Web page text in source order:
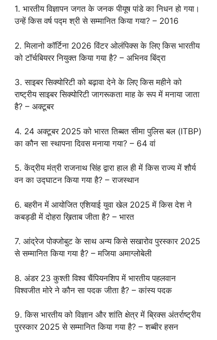
1. भारतीय विज्ञापन जगत के जनक पीयूष पांडे का निधन हो गया।
उन्हें किस वर्ष पद्म श्री से सम्मानित किया गया? – 2016
2. मिलानो कॉर्टिना 2026 विंटर ओलंपिक्स के लिए किस भारतीय
को टॉर्चबियरर नियुक्त किया गया है? – अभिनव बिंद्रा
3. साइबर सिक्योरिटी को बढ़ावा देने के लिए किस महीने को
राष्ट्रीय साइबर सिक्योरिटी जागरूकता माह के रूप में मनाया जाता
है? – अक्टूबर
4. 24 अक्टूबर 2025 को भारत तिब्बत सीमा पुलिस बल (ITBP)
का कौन सा स्थापना दिवस मनाया गया? – 64 वां
5. केंद्रीय मंत्री राजनाथ सिंह द्वारा हाल ही में किस राज्य में शौर्य
वन का उद्घाटन किया गया है? – राजस्थान
6. बहरीन में आयोजित एशियाई युवा खेल 2025 में किस देश ने
कबड्डी में दोहरा ख़िताब जीता है? – भारत
7. आंद्रेज पोक्जोबुट के साथ अन्य किसे सखारोव पुरस्कार 2025
से सम्मानित किया गया है? – मजिया अमाग्लोबेली
8. अंडर 23 कुश्ती विश्व चैंपियनशिप में भारतीय पहलवान
विश्वजीत मोरे ने कौन सा पदक जीता है? – कांस्य पदक
9. किस भारतीय को विज्ञान और शांति क्षेत्र में ब्रिक्स अंतर्राष्ट्रीय
पुरस्कार 2025 से सम्मानित किया गया है? – शब्बीर हसन